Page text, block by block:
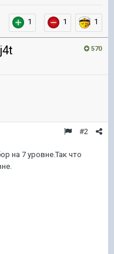
1 1 1
570
#2
на 7 уровне.Так что